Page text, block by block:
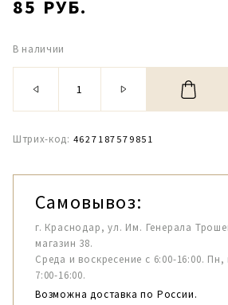
85 РУБ.
В наличии
Штрих-код: 4627187579851
Самовывоз:
г. Краснодар, ул. Им. Генерала
магазин 38.
Среда и воскресение с 6:00-16:00.
7:00-16:00.
Возможна доставка по России.